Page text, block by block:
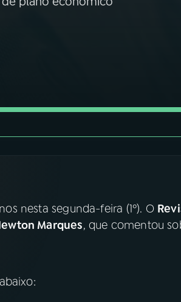
nesta segunda-feira (1º). O
Marques, que comentou
abaixo: